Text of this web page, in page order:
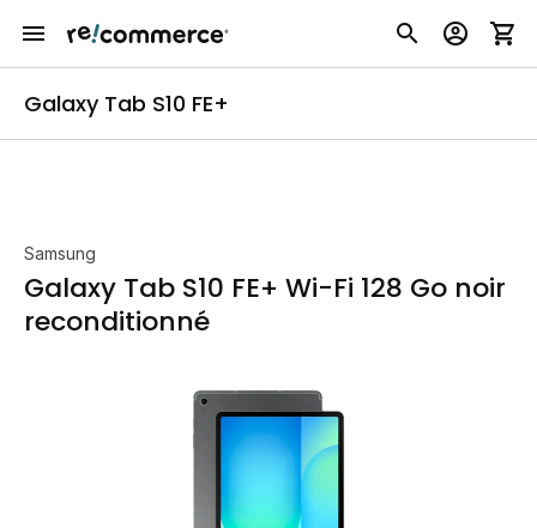
Galaxy Tab S10 FE+
Samsung
Galaxy Tab S10 FE+ Wi-Fi 128 Go noir
reconditionné